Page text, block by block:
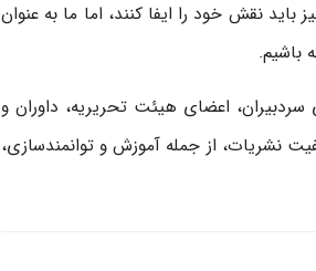
نقش خود را ایفا کنند، اما ما به عنوان
باشیم.
سردبیران، اعضای هیئت تحریریه، داوران و
نشریات، از جمله آموزش و توانمندسازی،